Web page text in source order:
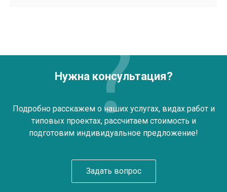
Нужна консультация?
Подробно расскажем о наших услугах, видах работ и
типовых проектах, рассчитаем стоимость и
подготовим индивидуальное предложение!
Задать вопрос